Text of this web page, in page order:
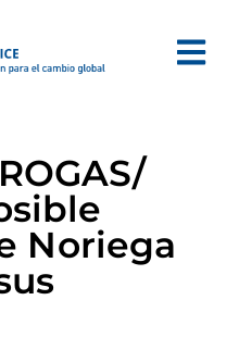
Noriega